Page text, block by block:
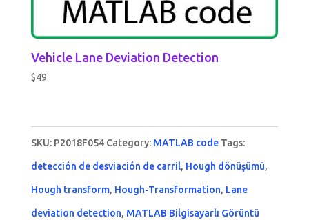
Vehicle Lane Deviation Detection
$49
SKU: P2018F054 Category: MATLAB code Tags:
detección de desviación de carril, Hough dönüşümü,
Hough transform, Hough-Transformation, Lane
deviation detection, MATLAB Bilgisayarlı Görüntü